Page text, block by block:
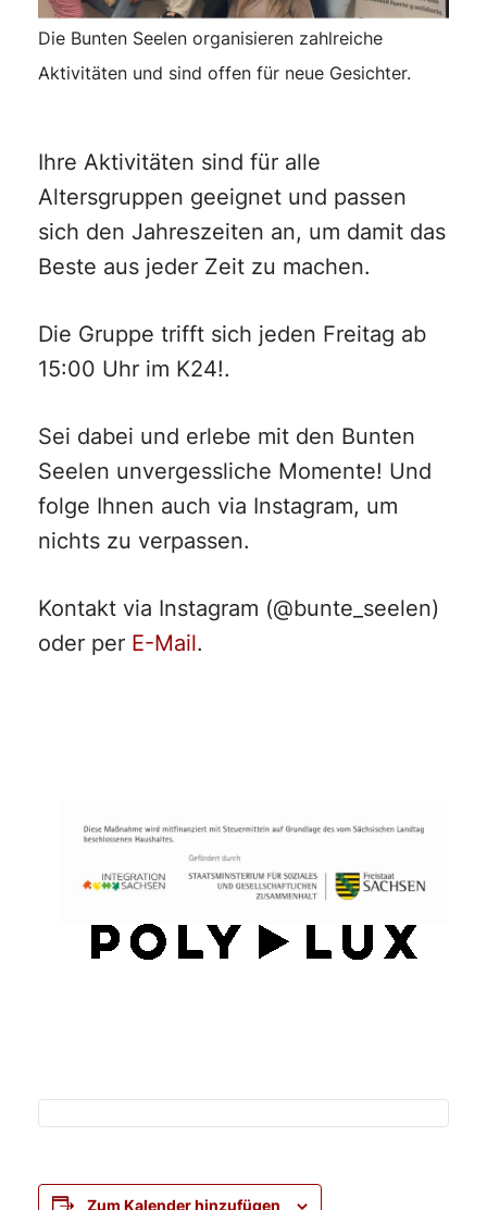
Die Bunten Seelen organisieren zahlreiche
Aktivitäten und sind offen für neue Gesichter.
Ihre Aktivitäten sind für alle
Altersgruppen geeignet und passen
sich den Jahreszeiten an, um damit das
Beste aus jeder Zeit zu machen.
Die Gruppe trifft sich jeden Freitag ab
15:00 Uhr im K24!.
Sei dabei und erlebe mit den Bunten
Seelen unvergessliche Momente! Und
folge Ihnen auch via Instagram, um
nichts zu verpassen.
Kontakt via Instagram (@bunte_seelen)
oder per E-Mail.
Zum Kalender hinzufügen